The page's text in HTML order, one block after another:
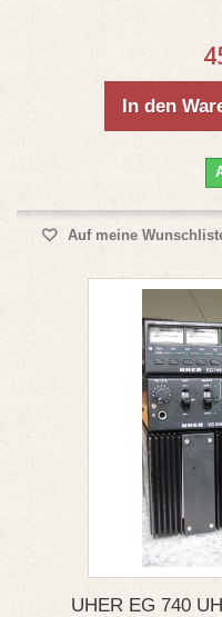
In den
Auf meine
UHER EG 740